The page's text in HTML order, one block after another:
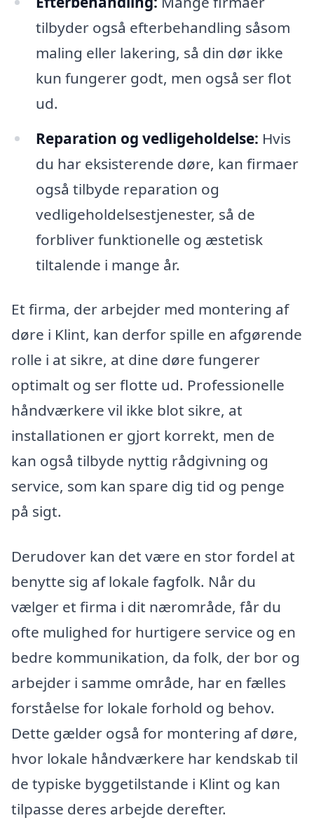
tilbyder også efterbehandling såsom
maling eller lakering, så din dør ikke
kun fungerer godt, men også ser flot
ud.
Reparation og vedligeholdelse: Hvis
du har eksisterende døre, kan firmaer
også tilbyde reparation og
vedligeholdelsestjenester, så de
forbliver funktionelle og æstetisk
tiltalende i mange år.
Et firma, der arbejder med montering af
døre i Klint, kan derfor spille en afgørende
rolle i at sikre, at dine døre fungerer
optimalt og ser flotte ud. Professionelle
håndværkere vil ikke blot sikre, at
installationen er gjort korrekt, men de
kan også tilbyde nyttig rådgivning og
service, som kan spare dig tid og penge
på sigt.
Derudover kan det være en stor fordel at
benytte sig af lokale fagfolk. Når du
vælger et firma i dit nærområde, får du
ofte mulighed for hurtigere service og en
bedre kommunikation, da folk, der bor og
arbejder i samme område, har en fælles
forståelse for lokale forhold og behov.
Dette gælder også for montering af døre,
hvor lokale håndværkere har kendskab til
de typiske byggetilstande i Klint og kan
tilpasse deres arbejde derefter.